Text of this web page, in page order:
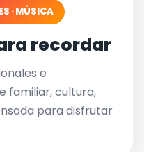
· MÚSICA
recordar
e
familiar, cultura,
para disfrutar